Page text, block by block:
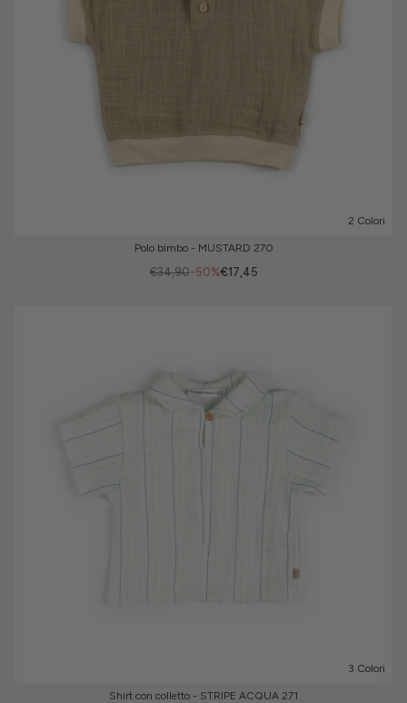
2 Colori
Polo bimbo - MUSTARD 270
-50%
€34,90 €17,45
3 Colori
Shirt con colletto - STRIPE ACQUA 271